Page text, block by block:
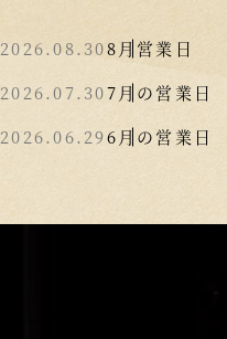
2026.08.308月営業日
2026.07.307月の営業日
2026.06.296月の営業日